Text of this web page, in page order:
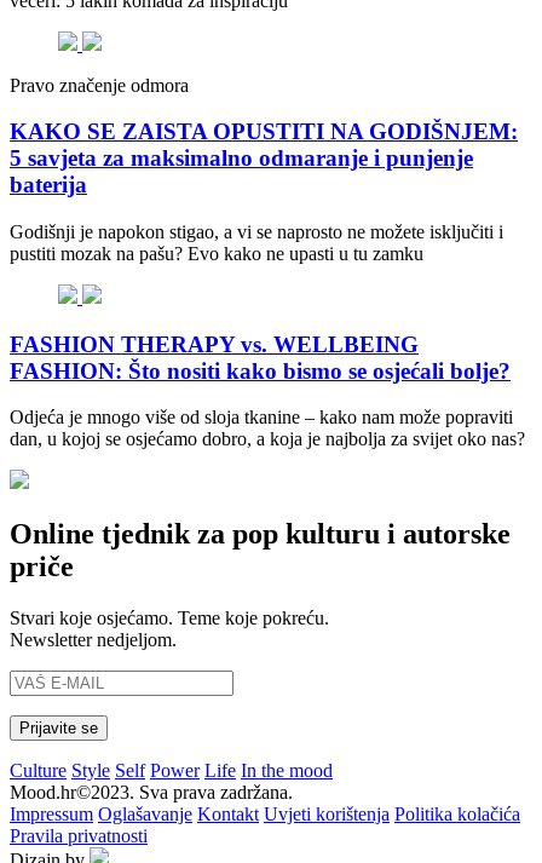
Pravo značenje odmora
KAKO SE ZAISTA OPUSTITI NA GODIŠNJEM:
5 savjeta za maksimalno odmaranje i punjenje
baterija
Godišnji je napokon stigao, a vi se naprosto ne možete isključiti i
pustiti mozak na pašu? Evo kako ne upasti u tu zamku
FASHION THERAPY vs. WELLBEING
FASHION: Što nositi kako bismo se osjećali bolje?
Odjeća je mnogo više od sloja tkanine – kako nam može popraviti
dan, u kojoj se osjećamo dobro, a koja je najbolja za svijet oko nas?
Online tjednik za pop kulturu i autorske
priče
Stvari koje osjećamo. Teme koje pokreću.
Newsletter nedjeljom.
Culture Style Self Power Life In the mood
Mood.hr©2023. Sva prava zadržana.
Impressum Oglašavanje Kontakt Uvjeti korištenja Politika kolačića
Pravila privatnosti